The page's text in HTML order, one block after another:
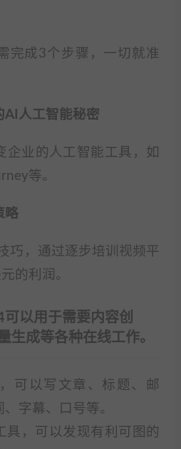
完成3个步骤，一切就准
AI人工智能秘密
业的人工智能工具，如
等。
略
巧，通过逐步培训视频平
的利润。
以用于需要内容创
生成等各种在线工作。
可以写文章、标题、邮
字幕、口号等。
具，可以发现有利可图的